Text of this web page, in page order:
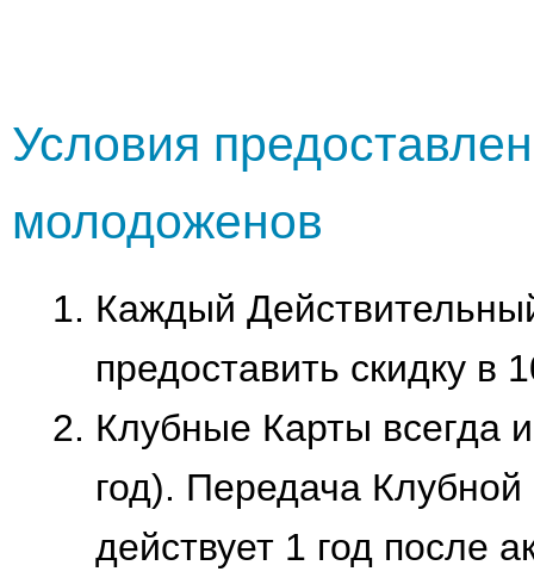
Условия
молодоженов
Каждый
предоставить скидку
Клубные Карты всегда
год). Передача
действует 1 год после